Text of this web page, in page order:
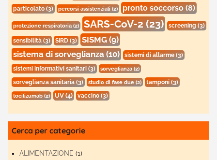
particolato(3) percorsi assistenziali(2) pronto soccorso(8)
protezione respiratoria(2) SARS-CoV-2(23) screening(3)
sensibilità(3) SIRD(3) SISMG(9)
sistema di sorveglianza(10) sistemi di allarme(3)
sistemi informativi sanitari(3) sorveglianza(2)
sorveglianza sanitaria(3) studio di fase due(2) tamponi(3)
tocilizumab(2) UV(4) vaccino(3)
Cerca per categorie
ALIMENTAZIONE (1)